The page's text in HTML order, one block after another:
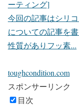
ーティング]
今回の記事はシリ
についての記事を
性質がありフッ素...
toughcondition.com
スポンサーリンク
目次